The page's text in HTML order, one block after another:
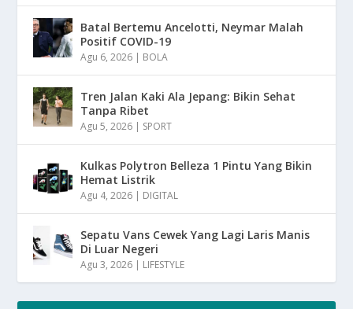
Batal Bertemu Ancelotti, Neymar Malah
Positif COVID-19
Agu 6, 2026 | BOLA
Tren Jalan Kaki Ala Jepang: Bikin Sehat
Tanpa Ribet
Agu 5, 2026 | SPORT
Kulkas Polytron Belleza 1 Pintu Yang Bikin
Hemat Listrik
Agu 4, 2026 | DIGITAL
Sepatu Vans Cewek Yang Lagi Laris Manis
Di Luar Negeri
Agu 3, 2026 | LIFESTYLE